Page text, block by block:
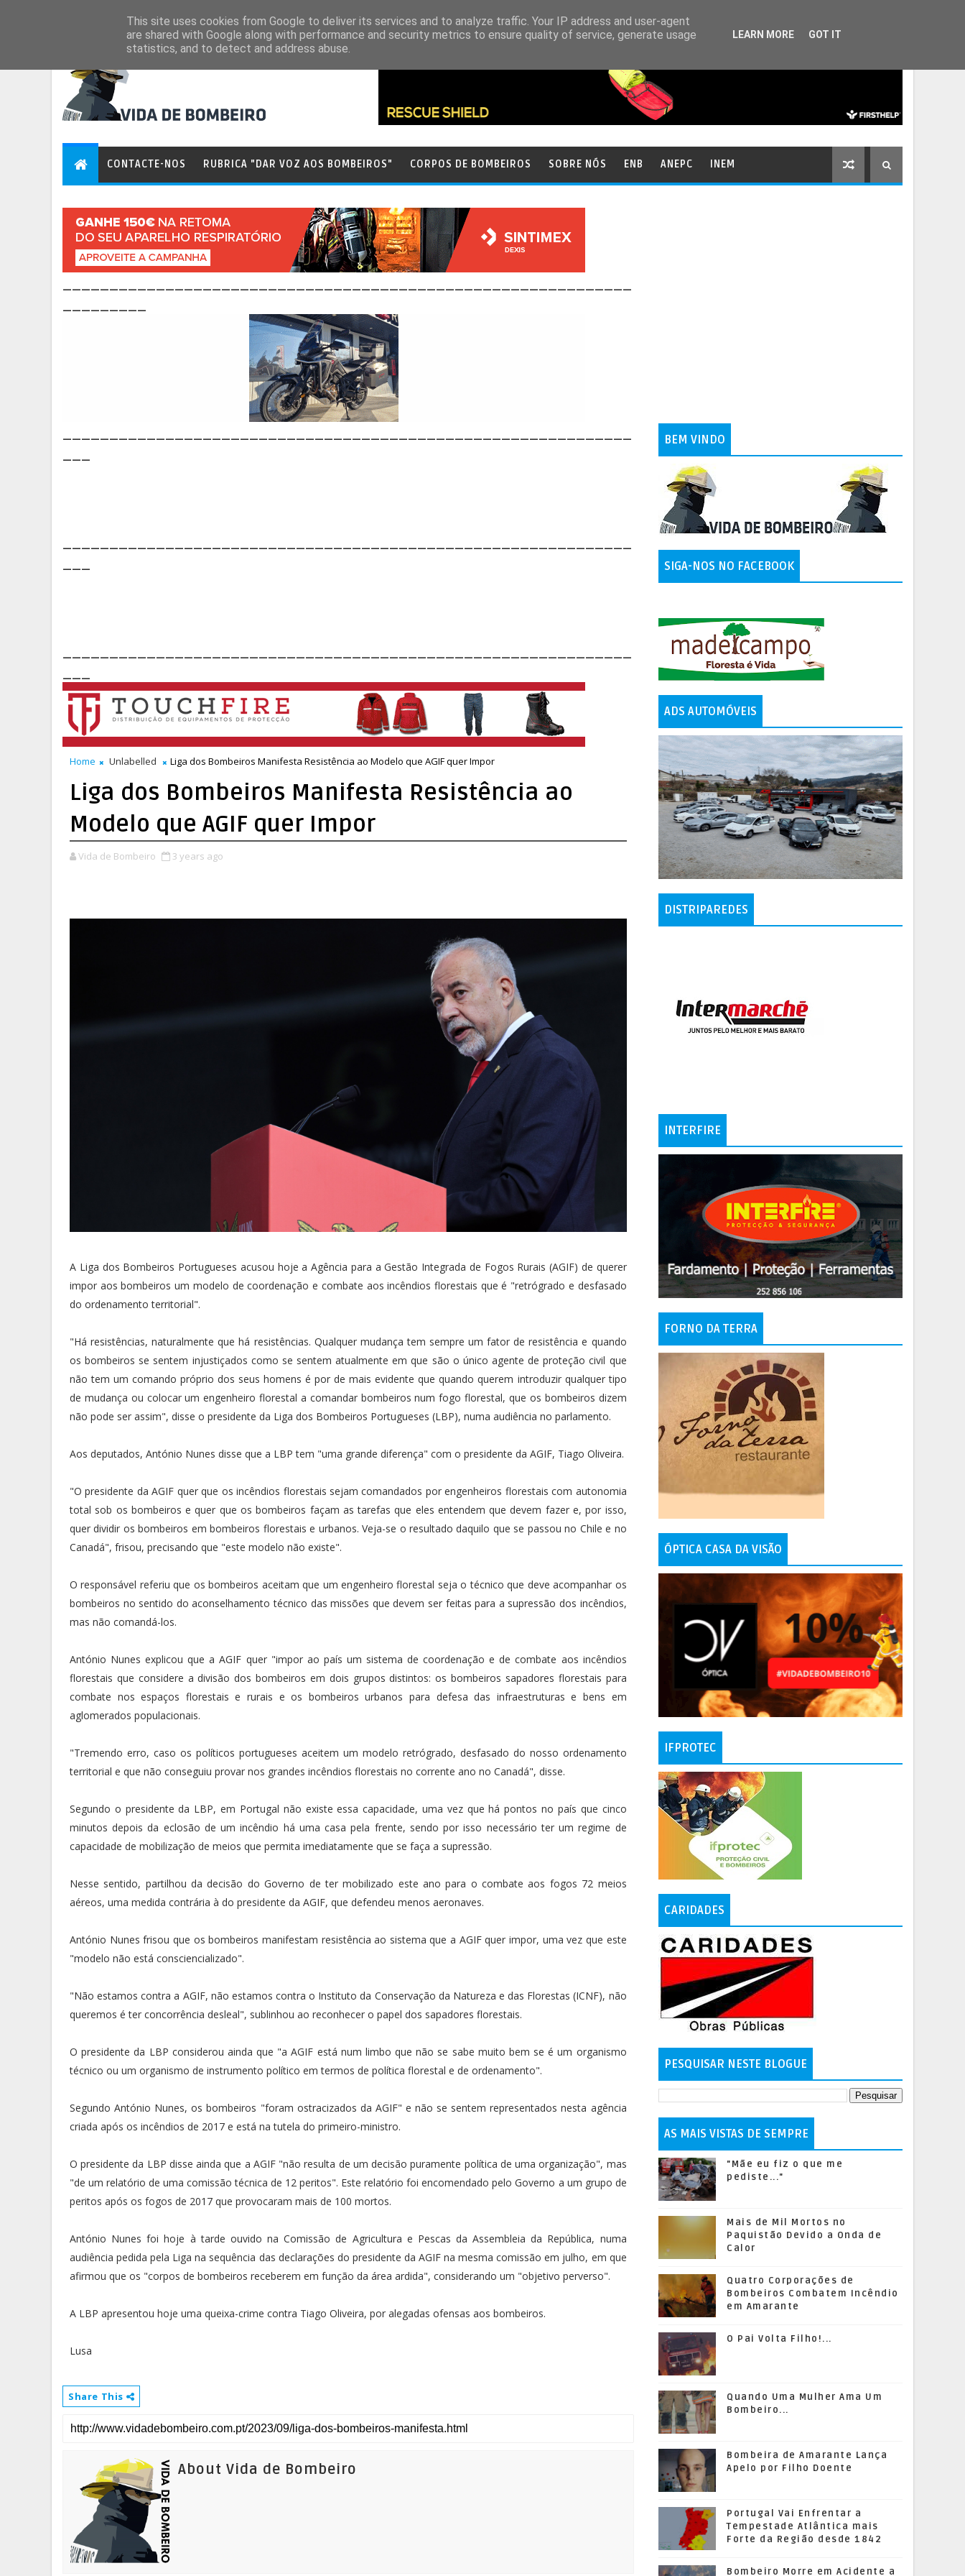
CONTACTE-NOS RUBRICA "DAR VOZ AOS BOMBEIROS" CORPOS DE BOMBEIROS SOBRE NÓS ENB ANEPC INEM
Home Unlabelled Liga dos Bombeiros Manifesta Resistência ao Modelo que AGIF quer Impor
Liga dos Bombeiros Manifesta Resistência ao
Modelo que AGIF quer Impor
Vida de Bombeiro 3 years ago
A Liga dos Bombeiros Portugueses acusou hoje a Agência para a Gestão Integrada de Fogos Rurais (AGIF) de querer
impor aos bombeiros um modelo de coordenação e combate aos incêndios florestais que é "retrógrado e desfasado
do ordenamento territorial".
"Há resistências, naturalmente que há resistências. Qualquer mudança tem sempre um fator de resistência e quando
os bombeiros se sentem injustiçados como se sentem atualmente em que são o único agente de proteção civil que
não tem um comando próprio dos seus homens é por de mais evidente que quando querem introduzir qualquer tipo
de mudança ou colocar um engenheiro florestal a comandar bombeiros num fogo florestal, que os bombeiros dizem
não pode ser assim", disse o presidente da Liga dos Bombeiros Portugueses (LBP), numa audiência no parlamento.
Aos deputados, António Nunes disse que a LBP tem "uma grande diferença" com o presidente da AGIF, Tiago Oliveira.
"O presidente da AGIF quer que os incêndios florestais sejam comandados por engenheiros florestais com autonomia
total sob os bombeiros e quer que os bombeiros façam as tarefas que eles entendem que devem fazer e, por isso,
quer dividir os bombeiros em bombeiros florestais e urbanos. Veja-se o resultado daquilo que se passou no Chile e no
Canadá", frisou, precisando que "este modelo não existe".
O responsável referiu que os bombeiros aceitam que um engenheiro florestal seja o técnico que deve acompanhar os
bombeiros no sentido do aconselhamento técnico das missões que devem ser feitas para a supressão dos incêndios,
mas não comandá-los.
António Nunes explicou que a AGIF quer "impor ao país um sistema de coordenação e de combate aos incêndios
florestais que considere a divisão dos bombeiros em dois grupos distintos: os bombeiros sapadores florestais para
combate nos espaços florestais e rurais e os bombeiros urbanos para defesa das infraestruturas e bens em
aglomerados populacionais.
"Tremendo erro, caso os políticos portugueses aceitem um modelo retrógrado, desfasado do nosso ordenamento
territorial e que não conseguiu provar nos grandes incêndios florestais no corrente ano no Canadá", disse.
Segundo o presidente da LBP, em Portugal não existe essa capacidade, uma vez que há pontos no país que cinco
minutos depois da eclosão de um incêndio há uma casa pela frente, sendo por isso necessário ter um regime de
capacidade de mobilização de meios que permita imediatamente que se faça a supressão.
Nesse sentido, partilhou da decisão do Governo de ter mobilizado este ano para o combate aos fogos 72 meios
aéreos, uma medida contrária à do presidente da AGIF, que defendeu menos aeronaves.
António Nunes frisou que os bombeiros manifestam resistência ao sistema que a AGIF quer impor, uma vez que este
"modelo não está consciencializado".
"Não estamos contra a AGIF, não estamos contra o Instituto da Conservação da Natureza e das Florestas (ICNF), não
queremos é ter concorrência desleal", sublinhou ao reconhecer o papel dos sapadores florestais.
O presidente da LBP considerou ainda que "a AGIF está num limbo que não se sabe muito bem se é um organismo
técnico ou um organismo de instrumento político em termos de política florestal e de ordenamento".
Segundo António Nunes, os bombeiros "foram ostracizados da AGIF" e não se sentem representados nesta agência
criada após os incêndios de 2017 e está na tutela do primeiro-ministro.
O presidente da LBP disse ainda que a AGIF "não resulta de um decisão puramente política de uma organização", mas
"de um relatório de uma comissão técnica de 12 peritos". Este relatório foi encomendado pelo Governo a um grupo de
peritos após os fogos de 2017 que provocaram mais de 100 mortos.
António Nunes foi hoje à tarde ouvido na Comissão de Agricultura e Pescas da Assembleia da República, numa
audiência pedida pela Liga na sequência das declarações do presidente da AGIF na mesma comissão em julho, em que
afirmou que os "corpos de bombeiros receberem em função da área ardida", considerando um "objetivo perverso".
A LBP apresentou hoje uma queixa-crime contra Tiago Oliveira, por alegadas ofensas aos bombeiros.
Lusa
Share This
About Vida de Bombeiro
BEM VINDO
SIGA-NOS NO FACEBOOK
ADS AUTOMÓVEIS
DISTRIPAREDES
INTERFIRE
FORNO DA TERRA
ÓPTICA CASA DA VISÃO
IFPROTEC
CARIDADES
PESQUISAR NESTE BLOGUE
AS MAIS VISTAS DE SEMPRE
"Mãe eu fiz o que me
pediste..."
Mais de Mil Mortos no
Paquistão Devido a Onda de
Calor
Quatro Corporações de
Bombeiros Combatem Incêndio
em Amarante
O Pai Volta Filho!...
Quando Uma Mulher Ama Um
Bombeiro...
Bombeira de Amarante Lança
Apelo por Filho Doente
Portugal Vai Enfrentar a
Tempestade Atlântica mais
Forte da Região desde 1842
Bombeiro Morre em Acidente a
This site uses cookies from Google to deliver its services and to analyze traffic. Your IP address and user-agent
are shared with Google along with performance and security metrics to ensure quality of service, generate usage
statistics, and to detect and address abuse.
LEARN MORE GOT IT